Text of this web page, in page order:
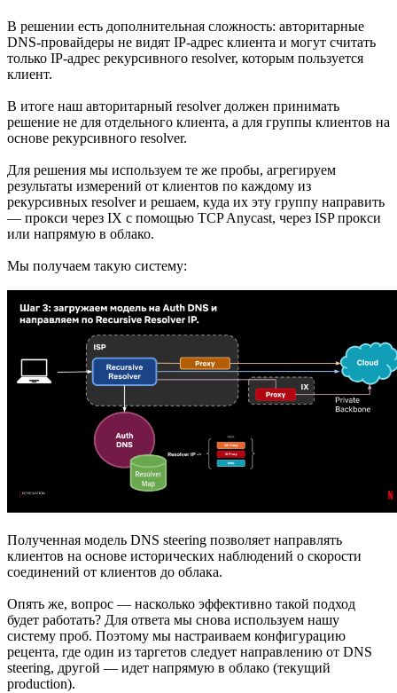
В решении есть дополнительная сложность: авторитарные
DNS-провайдеры не видят IP-адрес клиента и могут считать
только IP-адрес рекурсивного resolver, которым пользуется
клиент.
В итоге наш авторитарный resolver должен принимать
решение не для отдельного клиента, а для группы клиентов на
основе рекурсивного resolver.
Для решения мы используем те же пробы, агрегируем
результаты измерений от клиентов по каждому из
рекурсивных resolver и решаем, куда их эту группу направить
— прокси через IX с помощью TCP Anycast, через ISP прокси
или напрямую в облако.
Мы получаем такую систему:
Полученная модель DNS steering позволяет направлять
клиентов на основе исторических наблюдений о скорости
соединений от клиентов до облака.
Опять же, вопрос — насколько эффективно такой подход
будет работать? Для ответа мы снова используем нашу
систему проб. Поэтому мы настраиваем конфигурацию
рецента, где один из таргетов следует направлению от DNS
steering, другой — идет напрямую в облако (текущий
production).